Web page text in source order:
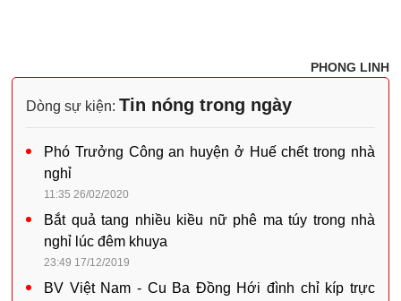
PHONG LINH
Dòng sự kiện: Tin nóng trong ngày
Phó Trưởng Công an huyện ở Huế chết trong nhà
nghỉ
11:35 26/02/2020
Bắt quả tang nhiều kiều nữ phê ma túy trong nhà
nghỉ lúc đêm khuya
23:49 17/12/2019
BV Việt Nam - Cu Ba Đồng Hới đình chỉ kíp trực